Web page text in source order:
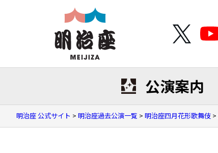
公演案内
明治座 公式サイト > 明治座過去公演一覧 > 明治座四月花形歌舞伎 >